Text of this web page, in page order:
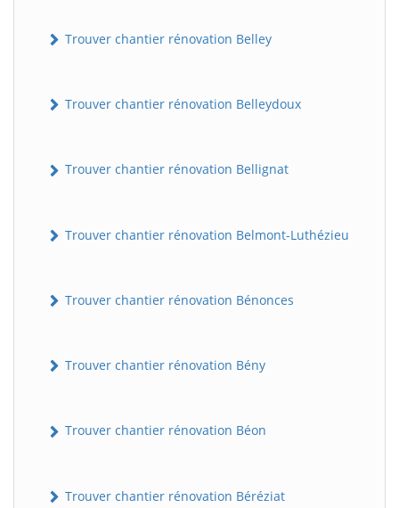
Trouver chantier rénovation Belley
Trouver chantier rénovation Belleydoux
Trouver chantier rénovation Bellignat
Trouver chantier rénovation Belmont-Luthézieu
Trouver chantier rénovation Bénonces
Trouver chantier rénovation Bény
Trouver chantier rénovation Béon
Trouver chantier rénovation Béréziat